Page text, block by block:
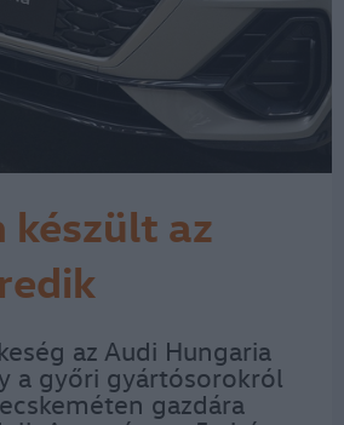
készült az
új Audi
az Audi Hungaria
a győri gyártósorokról
gazdára